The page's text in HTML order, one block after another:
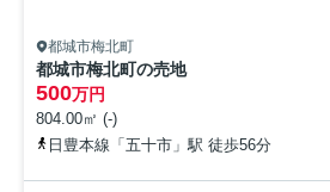
都城市梅北町
都城市梅北町の売地
500万円
804.00㎡ (-)
日豊本線「五十市」駅 徒歩56分